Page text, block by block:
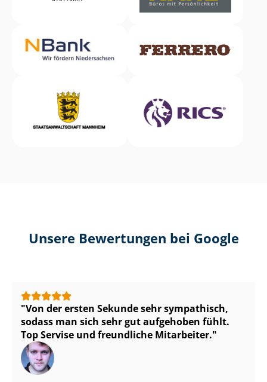
Unsere Bewertungen bei Google
Von der ersten Sekunde sehr sympathisch,
sodass man sich sehr gut aufgehoben fühlt.
Top Servise und freundliche Mitarbeiter.